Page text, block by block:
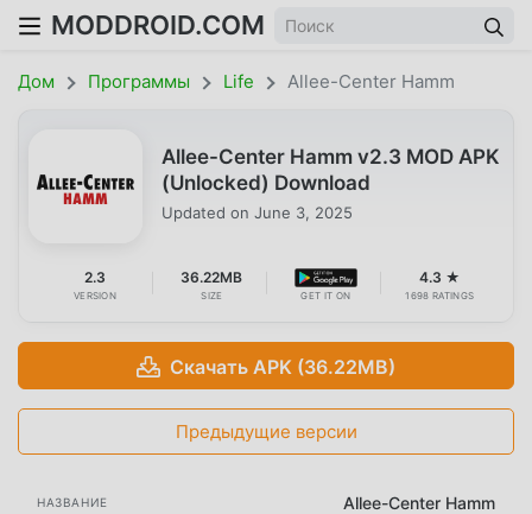
MODDROID.COM
Дом Программы Life Allee-Center Hamm
Allee-Center Hamm v2.3 MOD APK
(Unlocked) Download
Updated on June 3, 2025
2.3
VERSION
36.22MB
SIZE GET IT ON
4.3 ★
1698 RATINGS
Скачать APK (36.22MB)
Предыдущие версии
НАЗВАНИЕ Allee-Center Hamm